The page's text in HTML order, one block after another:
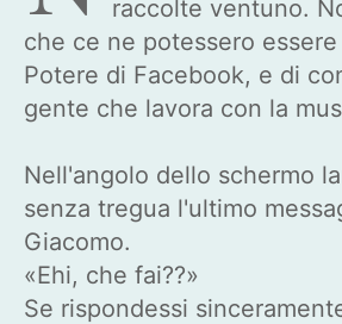
raccolte ventuno.
che ce ne potessero
Potere di Facebook, e di
gente che lavora con la
Nell'angolo dello schermo
senza tregua l'ultimo
Giacomo.
«Ehi, che fai??»
Se rispondessi